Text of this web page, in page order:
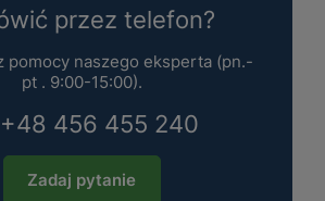
przez telefon?
pomocy naszego eksperta (pn.-
pt . 9:00-15:00).
+48 456 455 240
Zadaj pytanie